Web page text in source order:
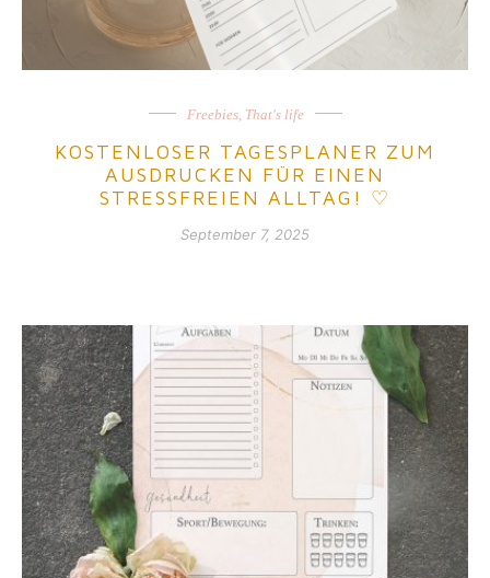
Freebies, That's life
KOSTENLOSER TAGESPLANER ZUM
AUSDRUCKEN FÜR EINEN
STRESSFREIEN ALLTAG! ♡
September 7, 2025